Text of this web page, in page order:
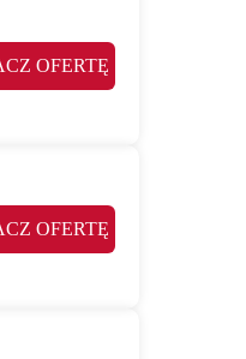
OFERTĘ
OFERTĘ